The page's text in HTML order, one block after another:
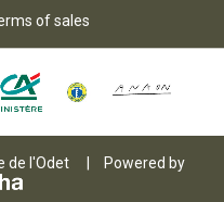
of sales
de l'Odet Powered by